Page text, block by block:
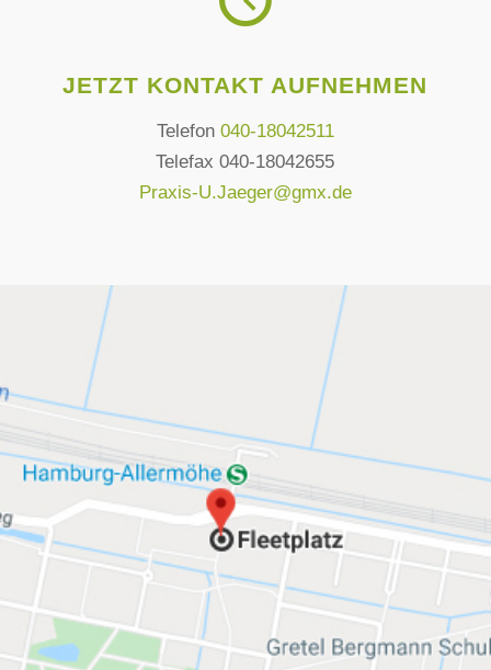
JETZT KONTAKT AUFNEHMEN
Telefon 040-18042511
Telefax 040-18042655
Praxis-U.Jaeger@gmx.de